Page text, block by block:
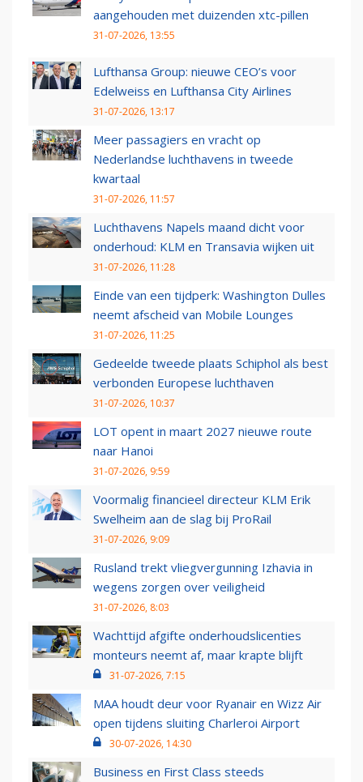
aangehouden met duizenden xtc-pillen
31-07-2026, 13:55
Lufthansa Group: nieuwe CEO’s voor
Edelweiss en Lufthansa City Airlines
31-07-2026, 13:17
Meer passagiers en vracht op
Nederlandse luchthavens in tweede
kwartaal
31-07-2026, 11:57
Luchthavens Napels maand dicht voor
onderhoud: KLM en Transavia wijken uit
31-07-2026, 11:28
Einde van een tijdperk: Washington Dulles
neemt afscheid van Mobile Lounges
31-07-2026, 11:25
Gedeelde tweede plaats Schiphol als best
verbonden Europese luchthaven
31-07-2026, 10:37
LOT opent in maart 2027 nieuwe route
naar Hanoi
31-07-2026, 9:59
Voormalig financieel directeur KLM Erik
Swelheim aan de slag bij ProRail
31-07-2026, 9:09
Rusland trekt vliegvergunning Izhavia in
wegens zorgen over veiligheid
31-07-2026, 8:03
Wachttijd afgifte onderhoudslicenties
monteurs neemt af, maar krapte blijft
31-07-2026, 7:15
MAA houdt deur voor Ryanair en Wizz Air
open tijdens sluiting Charleroi Airport
30-07-2026, 14:30
Business en First Class steeds